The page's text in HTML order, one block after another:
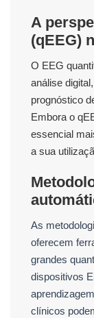
A
(qEEG)
O EEG
análise
prognóstico
Embora o
essencial
a sua
As
oferecem
grandes
dispositivos
clínicos